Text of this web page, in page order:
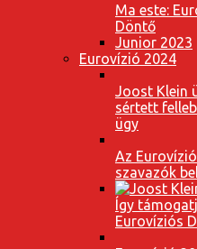
Ma este:
Döntő
Junior 2023
Eurovízió 2024
Joost Klein
sértett
ügy
Az
szavazók
Így
Eurovíziós